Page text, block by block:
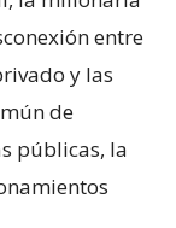
entre
y las
de
públicas, la